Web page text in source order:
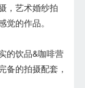
，艺术婚纱拍
的作品。
的饮品&咖啡营
备的拍摄配套，